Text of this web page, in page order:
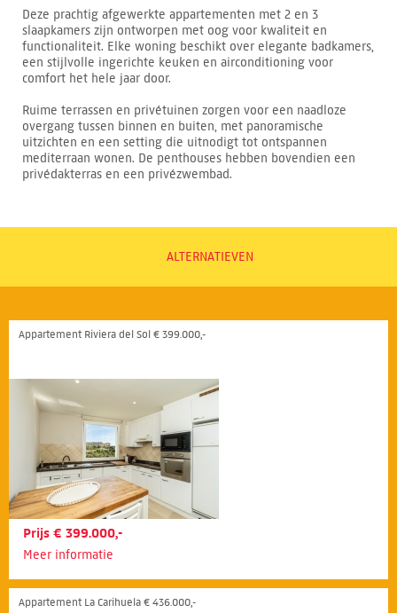
Deze prachtig afgewerkte appartementen met 2 en 3
slaapkamers zijn ontworpen met oog voor kwaliteit en
functionaliteit. Elke woning beschikt over elegante badkamers,
een stijlvolle ingerichte keuken en airconditioning voor
comfort het hele jaar door.
Ruime terrassen en privétuinen zorgen voor een naadloze
overgang tussen binnen en buiten, met panoramische
uitzichten en een setting die uitnodigt tot ontspannen
mediterraan wonen. De penthouses hebben bovendien een
privédakterras en een privézwembad.
ALTERNATIEVEN
Appartement Riviera del Sol € 399.000,-
Prijs € 399.000,-
Meer informatie
Appartement La Carihuela € 436.000,-